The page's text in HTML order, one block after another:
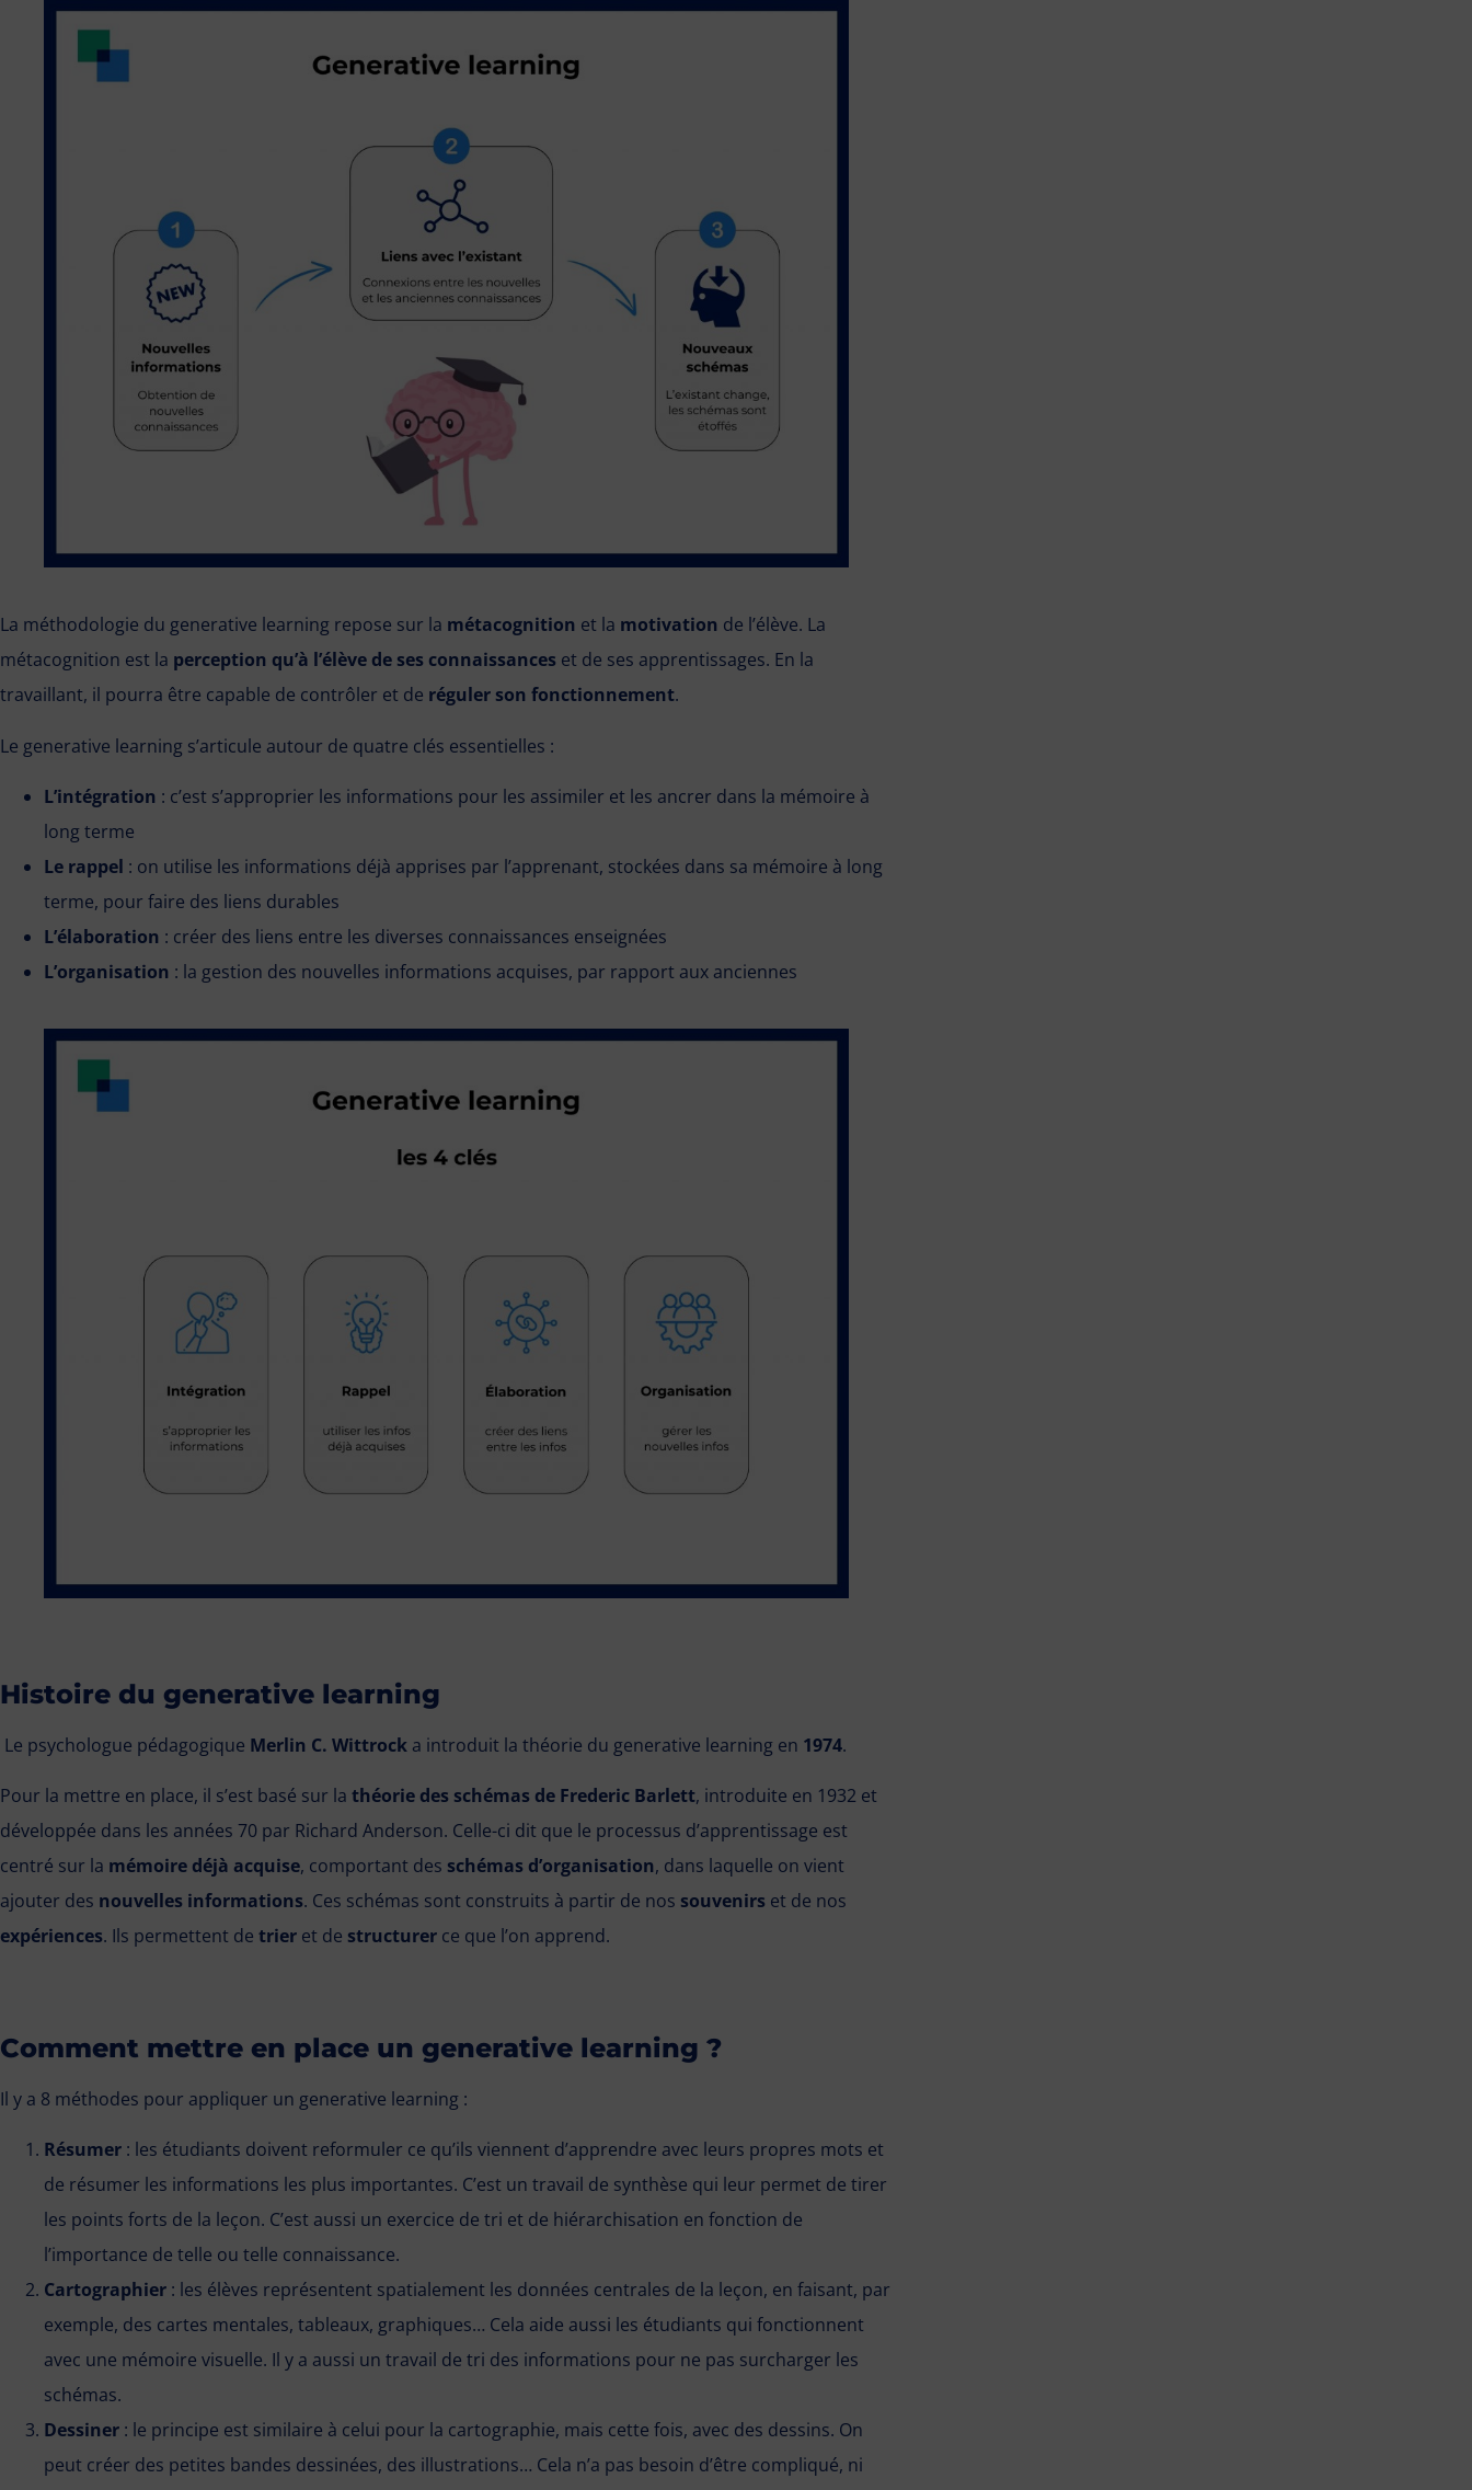
La méthodologie du generative learning repose sur la métacognition et la motivation de l’élève. La
métacognition est la perception qu’à l’élève de ses connaissances et de ses apprentissages. En la
travaillant, il pourra être capable de contrôler et de réguler son fonctionnement.
Le generative learning s’articule autour de quatre clés essentielles :
L’intégration : c’est s’approprier les informations pour les assimiler et les ancrer dans la mémoire à
long terme
Le rappel : on utilise les informations déjà apprises par l’apprenant, stockées dans sa mémoire à long
terme, pour faire des liens durables
L’élaboration : créer des liens entre les diverses connaissances enseignées
L’organisation : la gestion des nouvelles informations acquises, par rapport aux anciennes
Histoire du generative learning
Le psychologue pédagogique Merlin C. Wittrock a introduit la théorie du generative learning en 1974.
Pour la mettre en place, il s’est basé sur la théorie des schémas de Frederic Barlett, introduite en 1932 et
développée dans les années 70 par Richard Anderson. Celle-ci dit que le processus d’apprentissage est
centré sur la mémoire déjà acquise, comportant des schémas d’organisation, dans laquelle on vient
ajouter des nouvelles informations. Ces schémas sont construits à partir de nos souvenirs et de nos
expériences. Ils permettent de trier et de structurer ce que l’on apprend.
Comment mettre en place un generative learning ?
Il y a 8 méthodes pour appliquer un generative learning :
Résumer : les étudiants doivent reformuler ce qu’ils viennent d’apprendre avec leurs propres mots et
de résumer les informations les plus importantes. C’est un travail de synthèse qui leur permet de tirer
les points forts de la leçon. C’est aussi un exercice de tri et de hiérarchisation en fonction de
l’importance de telle ou telle connaissance.
Cartographier : les élèves représentent spatialement les données centrales de la leçon, en faisant, par
exemple, des cartes mentales, tableaux, graphiques… Cela aide aussi les étudiants qui fonctionnent
avec une mémoire visuelle. Il y a aussi un travail de tri des informations pour ne pas surcharger les
schémas.
Dessiner : le principe est similaire à celui pour la cartographie, mais cette fois, avec des dessins. On
peut créer des petites bandes dessinées, des illustrations… Cela n’a pas besoin d’être compliqué, ni